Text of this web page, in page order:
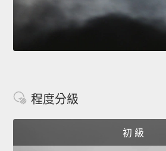
程度分級
初 級